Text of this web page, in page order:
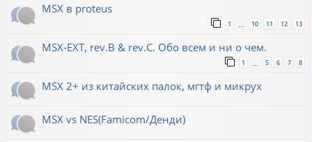
MSX в proteus
1 10 11 12 13
MSX-EXT, rev.B & rev.C. Обо всем и ни о чем.
1 5 6 7 8
MSX 2+ из китайских палок, мгтф и микрух
MSX vs NES(Famicom/Денди)